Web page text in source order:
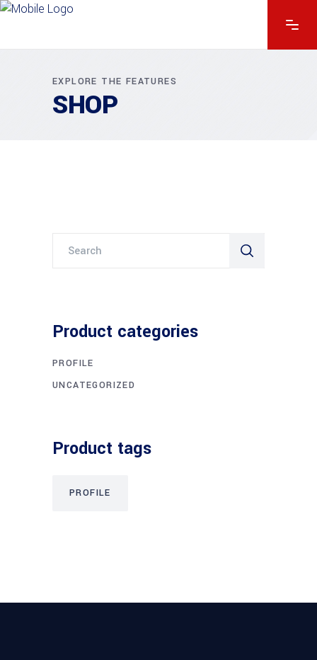
EXPLORE THE FEATURES
SHOP
Product categories
PROFILE
UNCATEGORIZED
Product tags
PROFILE